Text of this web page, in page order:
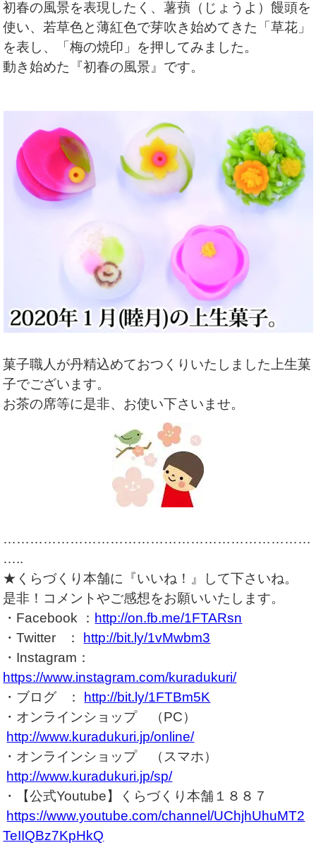
初春の風景を表現したく、薯蕷（じょうよ）饅頭を
使い、若草色と薄紅色で芽吹き始めてきた「草花」
を表し、「梅の焼印」を押してみました。
動き始めた『初春の風景』です。
菓子職人が丹精込めておつくりいたしました上生菓
子でございます。
お茶の席等に是非、お使い下さいませ。
……………………………………………………………
…..
★くらづくり本舗に『いいね！』して下さいね。
是非！コメントやご感想をお願いいたします。
・Facebook ： http://on.fb.me/1FTARsn
・Twitter ： http://bit.ly/1vMwbm3
・Instagram：
https://www.instagram.com/kuradukuri/
・ブログ ： http://bit.ly/1FTBm5K
・オンラインショップ （PC）
http://www.kuradukuri.jp/online/
・オンラインショップ （スマホ）
http://www.kuradukuri.jp/sp/
・【公式Youtube】くらづくり本舗１８８７
https://www.youtube.com/channel/UChjhUhuMT2
TeIIQBz7KpHkQ